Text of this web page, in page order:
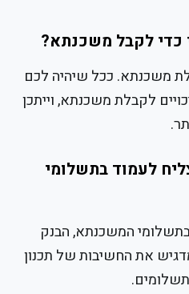
כדי לקבל משכנתא?
משכנתא. ככל שיהיה לכם
לקבלת משכנתא, וייתכן
לעמוד בתשלומי
המשכנתא, הבנק
את החשיבות של תכנון